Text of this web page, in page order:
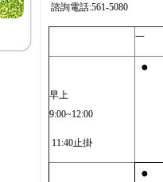
諮詢電話:561-5080
一
早上
9:00~12:00
11:40止掛
●
●